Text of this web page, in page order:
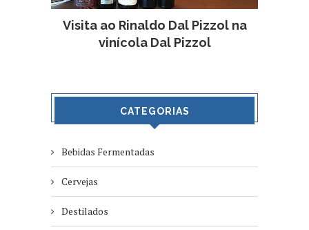
Visita ao Rinaldo Dal Pizzol na
vinícola Dal Pizzol
CATEGORIAS
Bebidas Fermentadas
Cervejas
Destilados